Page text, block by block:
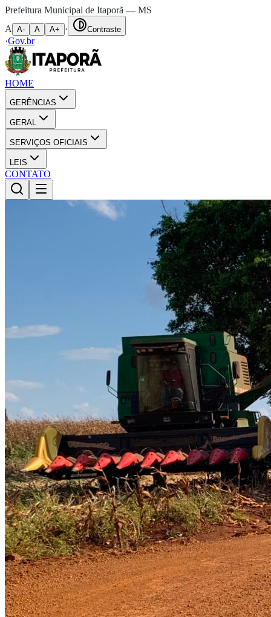
Prefeitura Municipal de Itaporã — MS
A
A- A A+ · Contraste
·Gov.br
HOME
GERÊNCIAS
GERAL
SERVIÇOS OFICIAIS
LEIS
CONTATO